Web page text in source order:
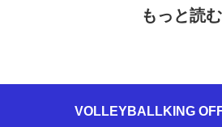
もっと読む
VOLLEYBALLKING